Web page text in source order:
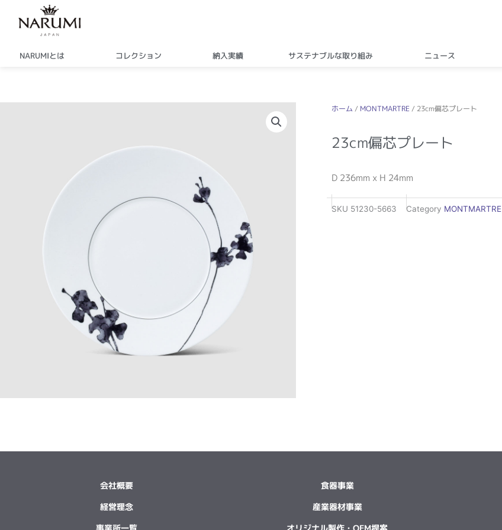
プ
NARUMIとは コレクション 納入実績 サステナブルな取り組み ニュース
ホーム / MONTMARTRE / 23cm偏芯プレート
23cm偏芯プレート
D 236mm x H 24mm
SKU 51230-5663 Category MONTMARTRE
会社概要
経営理念
事業所一覧
食器事業
産業器材事業
オリジナル製作・OEM提案